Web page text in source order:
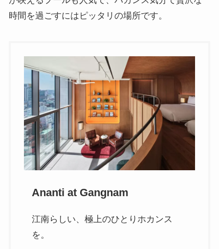
時間を過ごすにはピッタリの場所です。
Ananti at Gangnam
江南らしい、極上のひとりホカンス
を。